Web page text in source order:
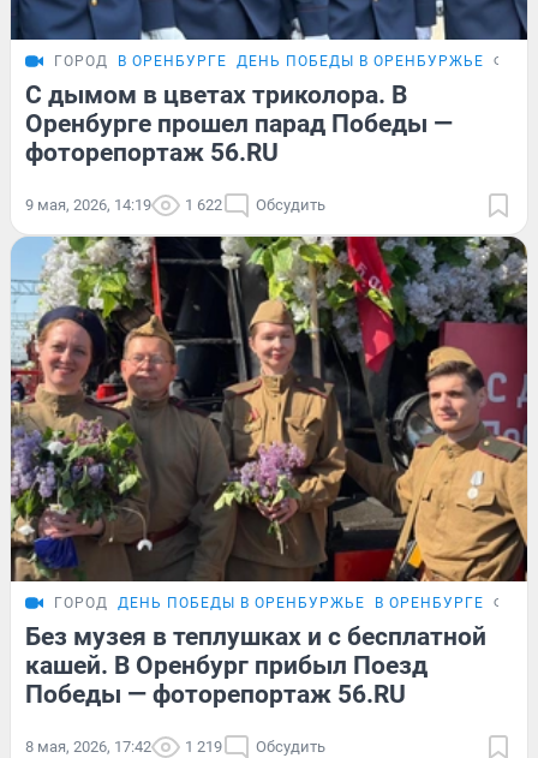
ГОРОД В ОРЕНБУРГЕ ДЕНЬ ПОБЕДЫ В ОРЕНБУРЖЬЕ
С дымом в цветах триколора. В
Оренбурге прошел парад Победы —
фоторепортаж 56.RU
9 мая, 2026, 14:19 1 622 Обсудить
ГОРОД ДЕНЬ ПОБЕДЫ В ОРЕНБУРЖЬЕ В ОРЕНБУРГЕ
Без музея в теплушках и с бесплатной
кашей. В Оренбург прибыл Поезд
Победы — фоторепортаж 56.RU
8 мая, 2026, 17:42 1 219 Обсудить